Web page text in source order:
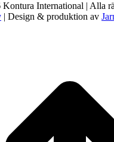
International | Alla
| Design & produktion av